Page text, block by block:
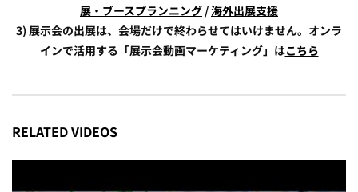
展・ブースプランニング /海外出展支援
3) 展示会の出展は、会場だけで終わらせてはいけません。オンラ
インで活用する「展示会動画マーケティング」はこちら
RELATED VIDEOS